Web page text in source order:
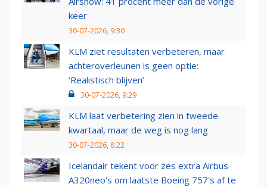
keer
30-07-2026, 9:30
KLM ziet resultaten verbeteren, maar
achteroverleunen is geen optie:
‘Realistisch blijven’
30-07-2026, 9:29
KLM laat verbetering zien in tweede
kwartaal, maar de weg is nog lang
30-07-2026, 8:22
Icelandair tekent voor zes extra Airbus
A320neo's om laatste Boeing 757's af te